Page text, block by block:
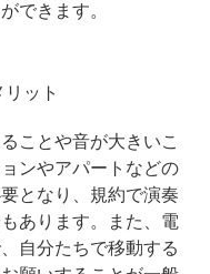
できます。
ット
ことや音が大きいこ
ンやアパートなどの
となり、規約で演奏
あります。また、電
自分たちで移動する